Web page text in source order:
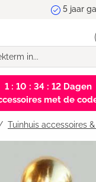
1 : 10 : 34 : 12Dagen
met de code
Tuinhuis accessoires